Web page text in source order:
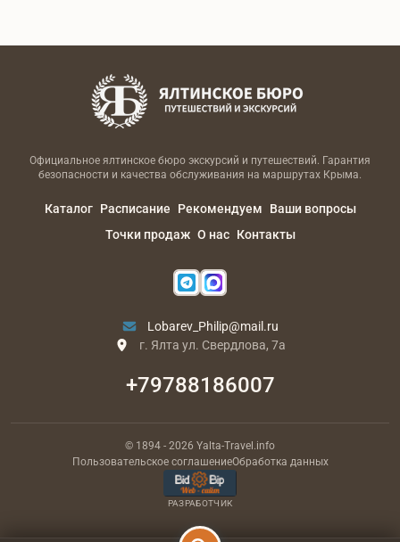
Официальное ялтинское бюро экскурсий и путешествий. Гарантия
безопасности и качества обслуживания на маршрутах Крыма.
Каталог Расписание Рекомендуем
Ваши вопросы
Точки продаж О нас Контакты
Lobarev_Philip@mail.ru
г. Ялта ул. Свердлова, 7а
+79788186007
© 1894 - 2026 Yalta-Travel.info
Пользовательское соглашениеОбработка данных
РАЗРАБОТЧИК